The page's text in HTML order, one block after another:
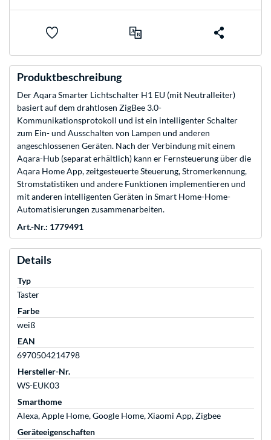
Produktbeschreibung
Der Aqara Smarter Lichtschalter H1 EU (mit Neutralleiter)
basiert auf dem drahtlosen ZigBee 3.0-
Kommunikationsprotokoll und ist ein intelligenter Schalter
zum Ein- und Ausschalten von Lampen und anderen
angeschlossenen Geräten. Nach der Verbindung mit einem
Aqara-Hub (separat erhältlich) kann er Fernsteuerung über die
Aqara Home App, zeitgesteuerte Steuerung, Stromerkennung,
Stromstatistiken und andere Funktionen implementieren und
mit anderen intelligenten Geräten in Smart Home-Home-
Automatisierungen zusammenarbeiten.
Art.-Nr.: 1779491
Details
Typ
Taster
Farbe
weiß
EAN
6970504214798
Hersteller-Nr.
WS-EUK03
Smarthome
Alexa, Apple Home, Google Home, Xiaomi App, Zigbee
Geräteeigenschaften